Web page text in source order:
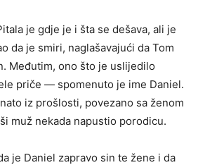
je gdje je i šta se dešava, ali je
da je smiri, naglašavajući da Tom
Međutim, ono što je uslijedilo
priče — spomenuto je ime Daniel.
iz prošlosti, povezano sa ženom
muž nekada napustio porodicu.
je Daniel zapravo sin te žene i da